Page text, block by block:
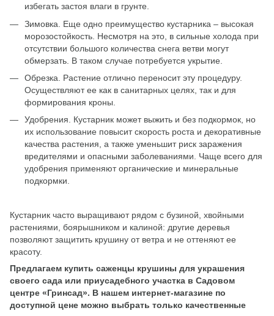
избегать застоя влаги в грунте.
Зимовка. Еще одно преимущество кустарника – высокая
морозостойкость. Несмотря на это, в сильные холода при
отсутствии большого количества снега ветви могут
обмерзать. В таком случае потребуется укрытие.
Обрезка. Растение отлично переносит эту процедуру.
Осуществляют ее как в санитарных целях, так и для
формирования кроны.
Удобрения. Кустарник может выжить и без подкормок, но
их использование повысит скорость роста и декоративные
качества растения, а также уменьшит риск заражения
вредителями и опасными заболеваниями. Чаще всего для
удобрения применяют органические и минеральные
подкормки.
Кустарник часто выращивают рядом с бузиной, хвойными
растениями, боярышником и калиной: другие деревья
позволяют защитить крушину от ветра и не оттеняют ее
красоту.
Предлагаем купить саженцы крушины для украшения
своего сада или приусадебного участка в Садовом
центре «Гринсад». В нашем интернет-магазине по
доступной цене можно выбрать только качественные